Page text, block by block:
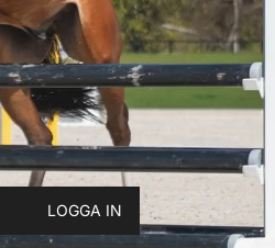
LOGGA IN